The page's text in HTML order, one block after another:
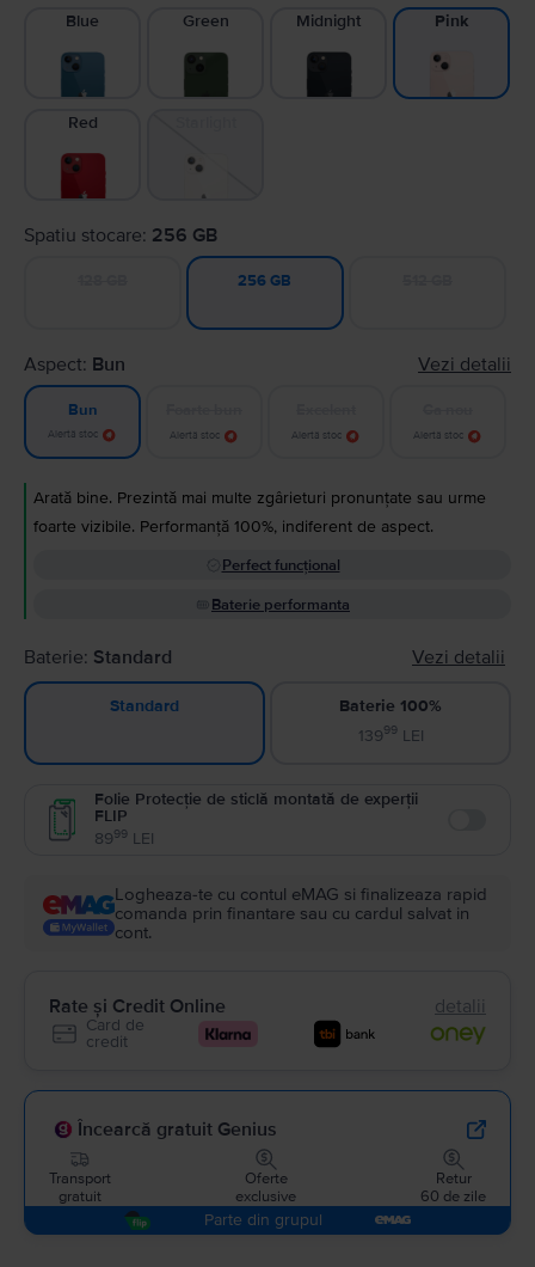
Blue Green Midnight Pink
Red
Spatiu stocare: 256 GB
256 GB
Aspect: Bun Vezi detalii
Bun
Alertă stoc Alertă stoc Alertă stoc Alertă stoc
Arată bine. Prezintă mai multe zgârieturi pronunțate sau urme
foarte vizibile. Performanță 100%, indiferent de aspect.
Perfect funcțional
Baterie performanta
Baterie: Standard Vezi detalii
Standard
Baterie 100%
13999LEI
Folie Protecție de sticlă montată de experții
FLIP
8999 LEI
Logheaza-te cu contul eMAG si finalizeaza rapid
comanda prin finantare sau cu cardul salvat in
cont.
Rate și Credit Online detalii
Card de
credit
Încearcă gratuit Genius
Transport
gratuit
Oferte
exclusive
Retur
60 de zile
Parte din grupul